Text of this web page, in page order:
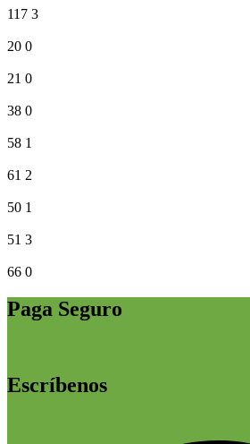
117 3
20 0
21 0
38 0
58 1
61 2
50 1
51 3
66 0
Paga Seguro
Escríbenos